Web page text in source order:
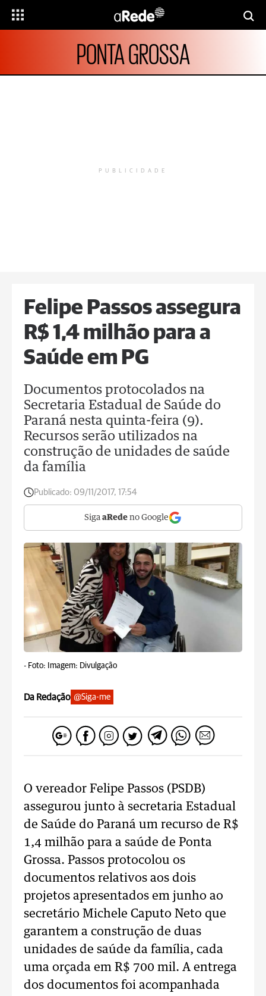
PONTA GROSSA
PUBLICIDADE
Felipe Passos assegura
R$ 1,4 milhão para a
Saúde em PG
Documentos protocolados na
Secretaria Estadual de Saúde do
Paraná nesta quinta-feira (9).
Recursos serão utilizados na
construção de unidades de saúde
da família
Publicado: 09/11/2017, 17:54
Siga aRede no Google
- Foto: Imagem: Divulgação
Da Redação @Siga-me
O vereador Felipe Passos (PSDB)
assegurou junto à secretaria Estadual
de Saúde do Paraná um recurso de R$
1,4 milhão para a saúde de Ponta
Grossa. Passos protocolou os
documentos relativos aos dois
projetos apresentados em junho ao
secretário Michele Caputo Neto que
garantem a construção de duas
unidades de saúde da família, cada
uma orçada em R$ 700 mil. A entrega
dos documentos foi acompanhada